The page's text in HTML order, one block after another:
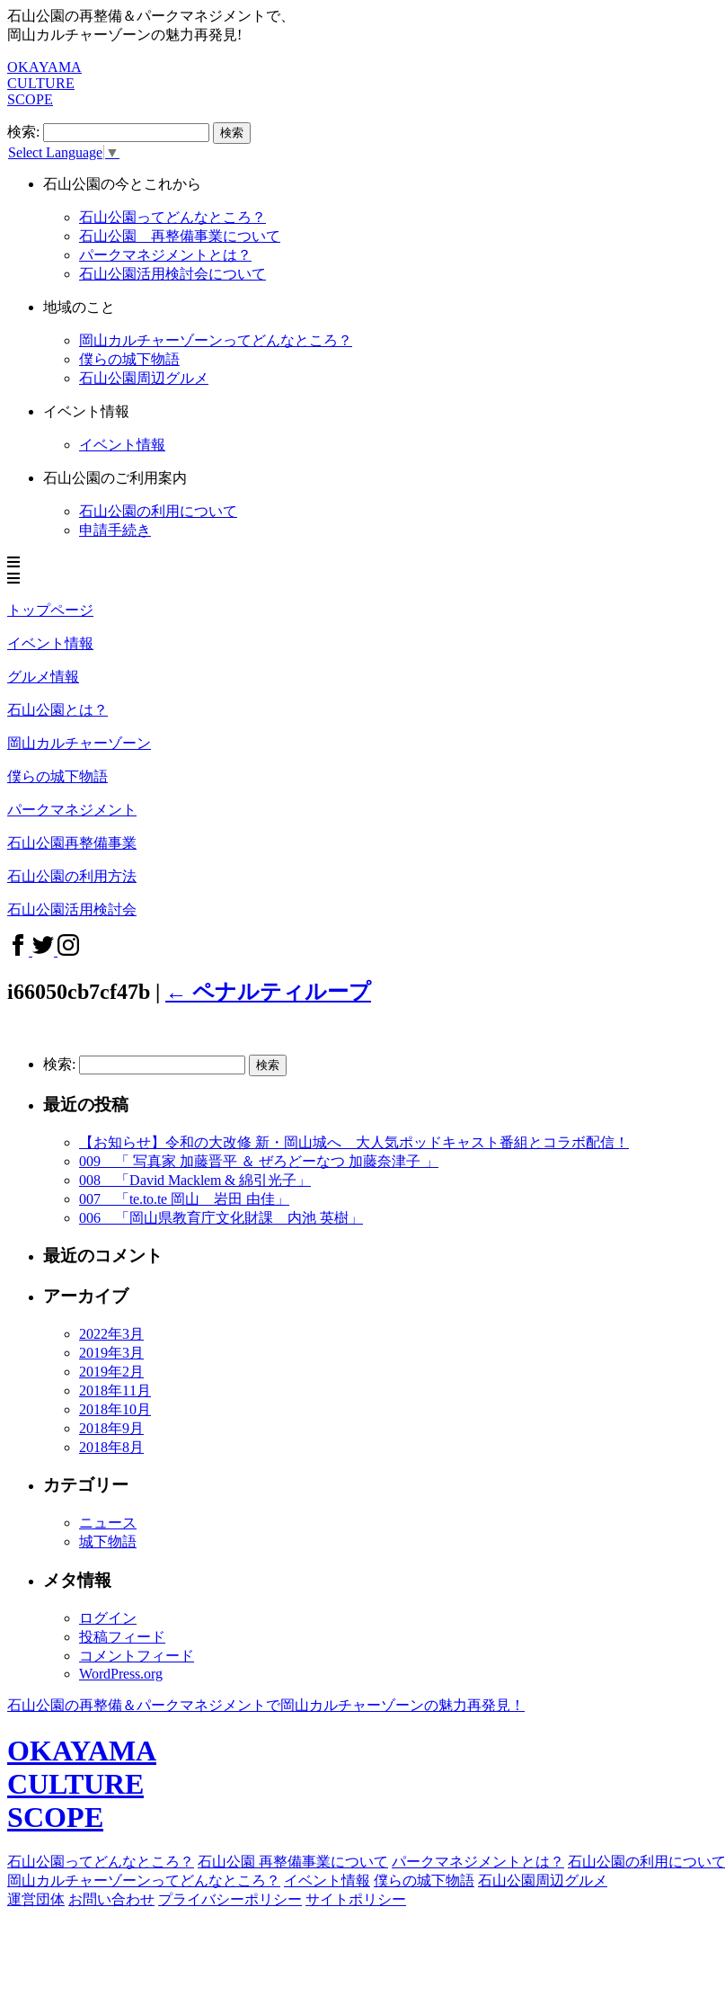
石山公園の再整備＆パークマネジメントで、
岡山カルチャーゾーンの魅力再発見!
OKAYAMA
CULTURE
SCOPE
検索:
Select Language ▼
石山公園の今とこれから
石山公園ってどんなところ？
石山公園 再整備事業について
パークマネジメントとは？
石山公園活用検討会について
地域のこと
岡山カルチャーゾーンってどんなところ？
僕らの城下物語
石山公園周辺グルメ
イベント情報
イベント情報
石山公園のご利用案内
石山公園の利用について
申請手続き
トップページ
イベント情報
グルメ情報
石山公園とは？
岡山カルチャーゾーン
僕らの城下物語
パークマネジメント
石山公園再整備事業
石山公園の利用方法
石山公園活用検討会
i66050cb7cf47b ← ペナルティループ
検索:
最近の投稿
【お知らせ】令和の大改修 新・岡山城へ 大人気ポッドキャスト番組とコラボ配信！
009 「 写真家 加藤晋平 ＆ ぜろどーなつ 加藤奈津子 」
008 「David Macklem & 綿引光子」
007 「te.to.te 岡山 岩田 由佳」
006 「岡山県教育庁文化財課 内池 英樹」
最近のコメント
アーカイブ
2022年3月
2019年3月
2019年2月
2018年11月
2018年10月
2018年9月
2018年8月
カテゴリー
ニュース
城下物語
メタ情報
ログイン
投稿フィード
コメントフィード
WordPress.org
石山公園の再整備＆パークマネジメントで岡山カルチャーゾーンの魅力再発見！
OKAYAMA
CULTURE
SCOPE
石山公園ってどんなところ？ 石山公園 再整備事業について パークマネジメントとは？ 石山公園の利用について
岡山カルチャーゾーンってどんなところ？ イベント情報 僕らの城下物語 石山公園周辺グルメ
運営団体 お問い合わせ プライバシーポリシー サイトポリシー